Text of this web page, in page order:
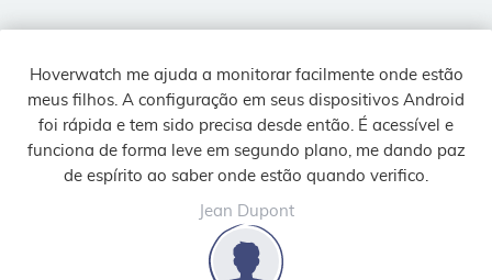
Hoverwatch me ajuda a monitorar facilmente onde estão
meus filhos. A configuração em seus dispositivos Android
foi rápida e tem sido precisa desde então. É acessível e
funciona de forma leve em segundo plano, me dando paz
de espírito ao saber onde estão quando verifico.
Jean Dupont